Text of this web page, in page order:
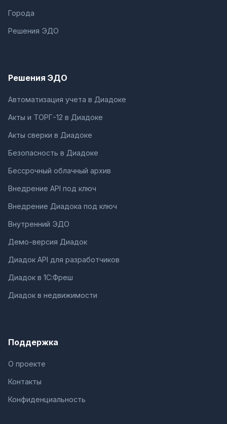
Города
Решения ЭДО
Решения ЭДО
Автоматизация учета в Диадоке
Акты и ТОРГ-12 в Диадоке
Акты сверки в Диадоке
Безопасность в Диадоке
Бессрочный облачный архив
Внедрение API под ключ
Внедрение Диадока под ключ
Внутренний ЭДО
Демо-версия Диадок
Диадок API для разработчиков
Диадок в 1С:Фреш
Диадок в недвижимости
Поддержка
О проекте
Контакты
Конфиденциальность